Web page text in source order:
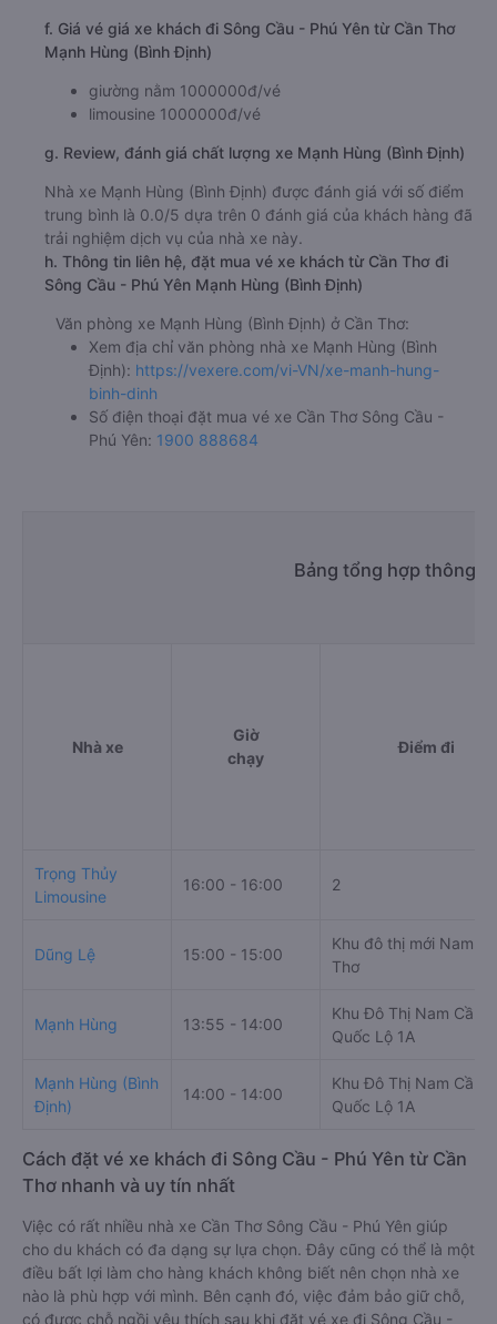
f. Giá vé giá xe khách đi Sông Cầu - Phú Yên từ Cần Thơ
Mạnh Hùng (Bình Định)
giường nằm 1000000đ/vé
limousine 1000000đ/vé
g. Review, đánh giá chất lượng xe Mạnh Hùng (Bình Định)
Nhà xe Mạnh Hùng (Bình Định) được đánh giá với số điểm
trung bình là 0.0/5 dựa trên 0 đánh giá của khách hàng đã
trải nghiệm dịch vụ của nhà xe này.
h. Thông tin liên hệ, đặt mua vé xe khách từ Cần Thơ đi
Sông Cầu - Phú Yên Mạnh Hùng (Bình Định)
Văn phòng xe Mạnh Hùng (Bình Định) ở Cần Thơ:
Xem địa chỉ văn phòng nhà xe Mạnh Hùng (Bình
Định): https://vexere.com/vi-VN/xe-manh-hung-
binh-dinh
Số điện thoại đặt mua vé xe Cần Thơ Sông Cầu -
Phú Yên: 1900 888684
Bảng tổng hợp thông
Nhà xe
Giờ
chạy
Điểm đi
Trọng Thủy
Limousine
16:00 - 16:00 2
Dũng Lệ 15:00 - 15:00
Khu đô thị mới Nam
Thơ
Mạnh Hùng 13:55 - 14:00
Khu Đô Thị Nam Cần
Quốc Lộ 1A
Mạnh Hùng (Bình
Định)
14:00 - 14:00
Khu Đô Thị Nam Cần
Quốc Lộ 1A
Cách đặt vé xe khách đi Sông Cầu - Phú Yên từ Cần
Thơ nhanh và uy tín nhất
Việc có rất nhiều nhà xe Cần Thơ Sông Cầu - Phú Yên giúp
cho du khách có đa dạng sự lựa chọn. Đây cũng có thể là một
điều bất lợi làm cho hàng khách không biết nên chọn nhà xe
nào là phù hợp với mình. Bên cạnh đó, việc đảm bảo giữ chỗ,
có được chỗ ngồi yêu thích sau khi đặt vé xe đi Sông Cầu -